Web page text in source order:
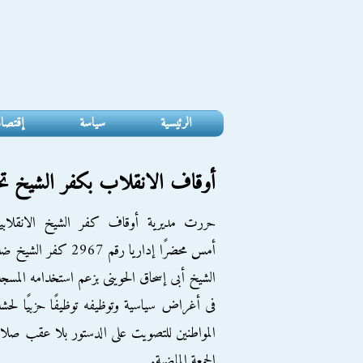
الرئيسية سياسة
أوقاف الانقلاب بكفر الشيخ
حررت مديرية أوقاف كفر الشيخ
أمس محضرًا إداريا رقم 2967 كفر
الشيخ أبى إسحاق الحوينى بزعم استخدامه
فى أغراض سياسية وتوظيفه توظيفًا حزبيًا
المواطنين للتصويت على الدستور بلا عقب